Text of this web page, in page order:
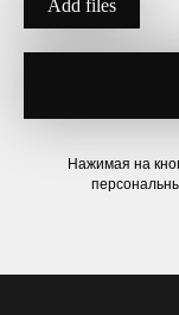
Add files
Нажимая на